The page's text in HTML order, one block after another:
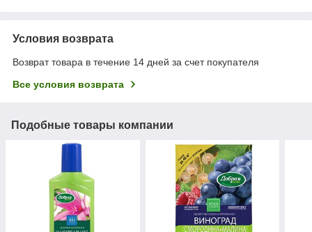
Условия возврата
Возврат товара в течение 14 дней за счет покупателя
Все условия возврата
Подобные товары компании